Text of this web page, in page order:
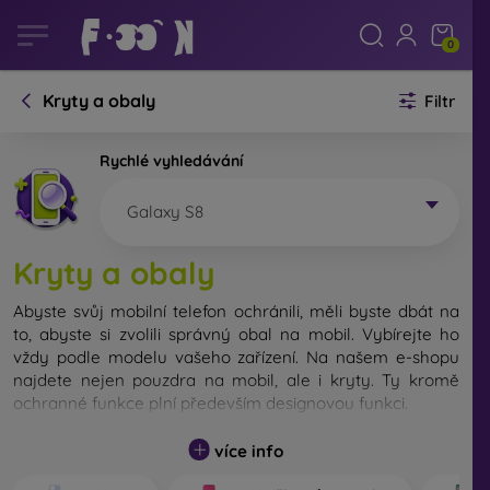
0
Kryty a obaly Filtr
Rychlé vyhledávání
Galaxy S8
Kryty a obaly
Abyste svůj mobilní telefon ochránili, měli byste dbát na
to, abyste si zvolili správný obal na mobil. Vybírejte ho
vždy podle modelu vašeho zařízení. Na našem e-shopu
najdete nejen pouzdra na mobil, ale i kryty. Ty kromě
ochranné funkce plní především designovou funkci.
Kryt na mobil můžeme také nazvat zadní kryt. Je určen
na ochranu zadní části telefonu. Jednotlivé kryty na mobil
více info